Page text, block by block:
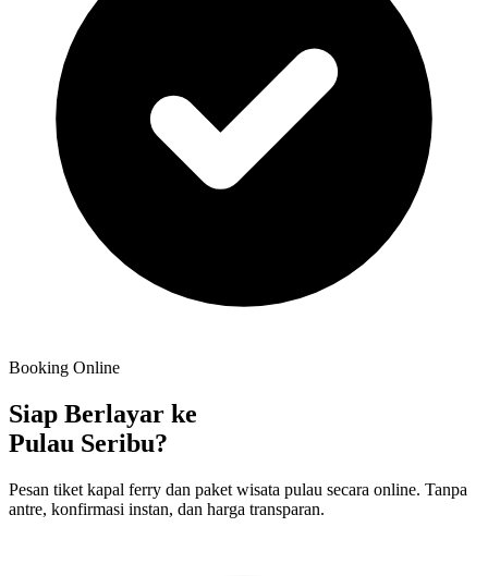
Booking Online
Siap Berlayar ke
Pulau Seribu?
Pesan tiket kapal ferry dan paket wisata pulau secara online. Tanpa
antre, konfirmasi instan, dan harga transparan.